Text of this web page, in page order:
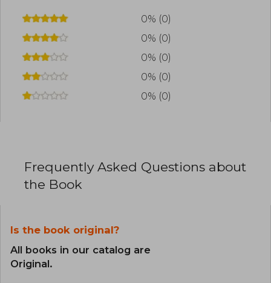
0% (0)
0% (0)
0% (0)
0% (0)
0% (0)
Frequently Asked Questions about
the Book
Is the book original?
All books in our catalog are
Original.